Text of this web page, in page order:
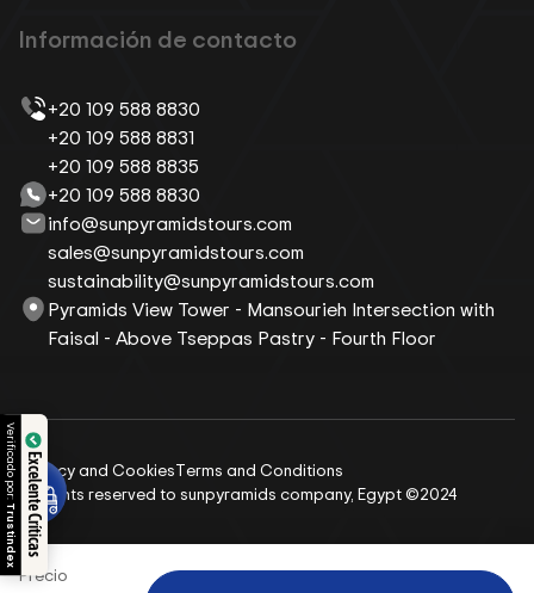
Precio
Información de contacto
+20 109 588 8830
+20 109 588 8831
+20 109 588 8835
+20 109 588 8830
info@sunpyramidstours.com
sales@sunpyramidstours.com
sustainability@sunpyramidstours.com
Pyramids View Tower - Mansourieh Intersection with
Faisal - Above Tseppas Pastry - Fourth Floor
All rights reserved to sunpyramids company, Egypt ©2024
Privacy and CookiesTerms and Conditions
Excelente Críticas
Verificado por:
Trustindex